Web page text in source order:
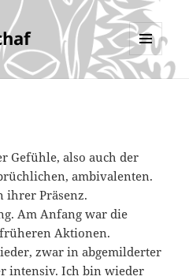
MENÜ
UND
Gefühle, also auch der
ambivalenten.
ihrer Präsenz.
Am Anfang war die
Aktionen.
zwar in abgemilderter
intensiv. Ich bin wieder